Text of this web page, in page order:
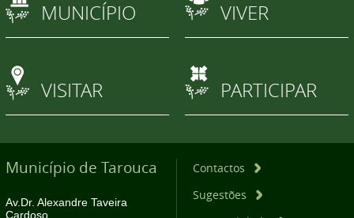
MUNICÍPIO VIVER
VISITAR PARTICIPAR
Município de Tarouca
Av.Dr. Alexandre Taveira
Cardoso
Contactos
Sugestões